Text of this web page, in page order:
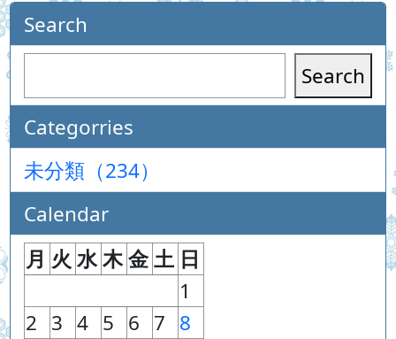
Search
Search
Categorries
未分類（234）
Calendar
月 火 水木金 土 日
1
2 3 4 5 6 7 8